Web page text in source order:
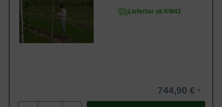
Lieferbar ab KW43
744,90 €